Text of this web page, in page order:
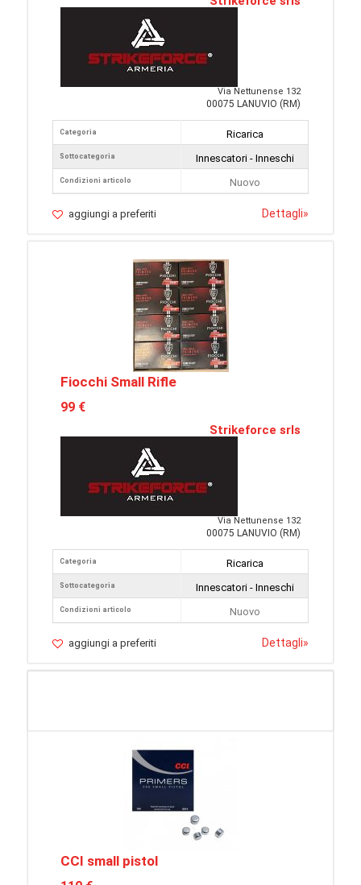
Via Nettunense 132
00075 LANUVIO (RM)
Categoria
Sottocategoria
Condizioni articolo
Ricarica
Innescatori - Inneschi
Nuovo
aggiungi a preferiti Dettagli»
Fiocchi Small Rifle
99 €
Strikeforce srls
Via Nettunense 132
00075 LANUVIO (RM)
Categoria
Sottocategoria
Condizioni articolo
Ricarica
Innescatori - Inneschi
Nuovo
aggiungi a preferiti Dettagli»
CCI small pistol